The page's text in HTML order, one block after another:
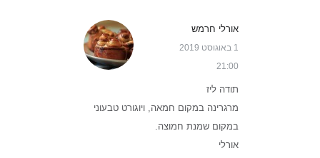
אורלי חרמש
1 באוגוסט 2019
21:00
תודה ליז
מרגרינה במקום חמאה, ויוגורט טבעוני
במקום שמנת חמוצה.
אורלי